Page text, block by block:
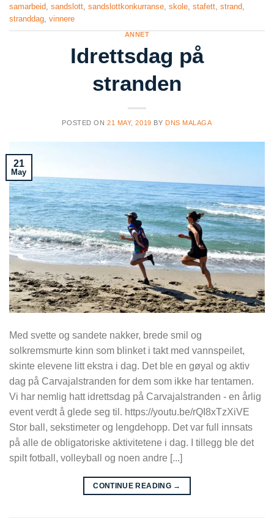
samarbeid, sandslott, sandslottkonkurranse, skole, stafett, strand,
stranddag, vinnere
ANNET
Idrettsdag på
stranden
POSTED ON 21 MAY, 2019 BY DNS MALAGA
21
May
Med svette og sandete nakker, brede smil og
solkremsmurte kinn som blinket i takt med vannspeilet,
skinte elevene litt ekstra i dag. Det ble en gøyal og aktiv
dag på Carvajalstranden for dem som ikke har tentamen.
Vi har nemlig hatt idrettsdag på Carvajalstranden - en årlig
event verdt å glede seg til. https://youtu.be/rQI8xTzXiVE
Stor ball, sekstimeter og lengdehopp. Det var full innsats
på alle de obligatoriske aktivitetene i dag. I tillegg ble det
spilt fotball, volleyball og noen andre [...]
CONTINUE READING →